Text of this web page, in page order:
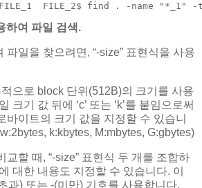
FILE_2$ find . -name
하여 파일 검색.
파일을 찾으려면, “-size” 표현식을 사용
적으로 block 단위(512B)의 크기를 사용
크기 값 뒤에 ‘c’ 또는 ‘k’를 붙임으로써
바이트의 크기 값을 지정할 수 있습니
k:kbytes, M:mbytes, G:gbytes)
교할 때, “-size” 표현식 두 개를 조합하
대한 내용도 지정할 수 있습니다. 이
과) 또는 -(미만) 기호를 사용합니다.